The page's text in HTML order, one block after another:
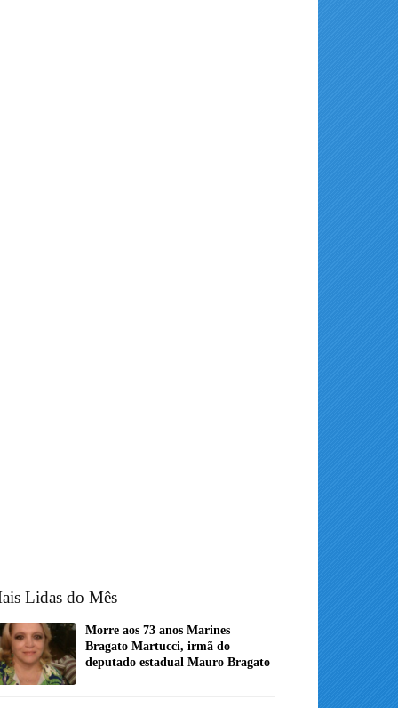
Lidas do Mês
Morre aos 73 anos Marines
Bragato Martucci, irmã do
deputado estadual Mauro Bragato